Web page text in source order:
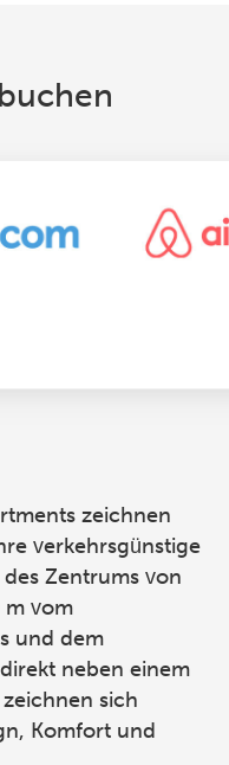
zeichnen
verkehrsgünstige
Zentrums von
m vom
und dem
neben einem
sich
Komfort und